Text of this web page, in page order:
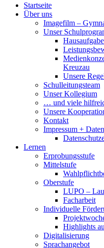
Startseite
Über uns
Imagefilm –
Unser
Kreuzau
Unsere
Schulleitungsteam
Unser Kollegium
… und viele
Unsere
Kontakt
Impressum +
Lernen
Erprobungsstufe
Mittelstufe
Oberstufe
LUPO –
Facharbeit
Individuelle
Highlights
Digitalisierung
Sprachangebot